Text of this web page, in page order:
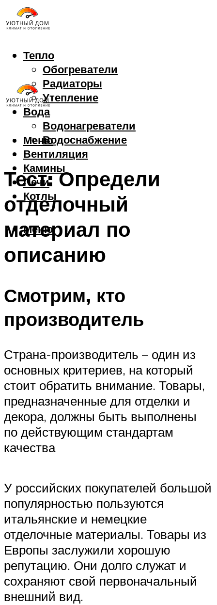
Тепло
Обогреватели
Радиаторы
Утепление
Вода
Водонагреватели
Водоснабжение
Вентиляция
Камины
Печи
Котлы
Меню
Меню
Тест: Определи
отделочный
материал по
описанию
Смотрим, кто
производитель
Страна-производитель – один из
основных критериев, на который
стоит обратить внимание. Товары,
предназначенные для отделки и
декора, должны быть выполнены
по действующим стандартам
качества
У российских покупателей большой
популярностью пользуются
итальянские и немецкие
отделочные материалы. Товары из
Европы заслужили хорошую
репутацию. Они долго служат и
сохраняют свой первоначальный
внешний вид.